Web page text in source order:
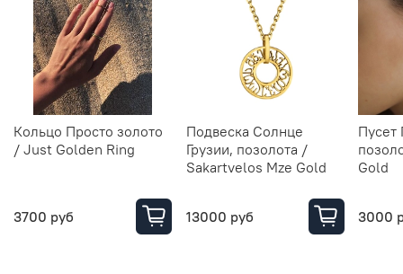
Кольцо Просто золото
/ Just Golden Ring
3700 руб
Подвеска Солнце
Грузии, позолота /
Sakartvelos Mze Gold
13000 руб
Пусет
Gold
3000